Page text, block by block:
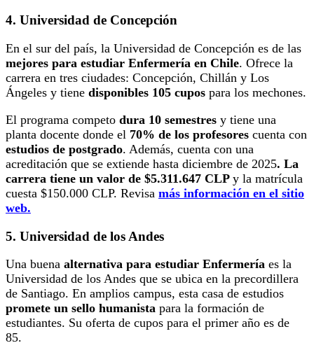
4. Universidad de Concepción
En el sur del país, la Universidad de Concepción es de las
mejores para estudiar Enfermería en Chile. Ofrece la
carrera en tres ciudades: Concepción, Chillán y Los
Ángeles y tiene disponibles 105 cupos para los mechones.
El programa competo dura 10 semestres y tiene una
planta docente donde el 70% de los profesores cuenta con
estudios de postgrado. Además, cuenta con una
acreditación que se extiende hasta diciembre de 2025. La
carrera tiene un valor de $5.311.647 CLP y la matrícula
cuesta $150.000 CLP. Revisa más información en el sitio
web.
5. Universidad de los Andes
Una buena alternativa para estudiar Enfermería es la
Universidad de los Andes que se ubica en la precordillera
de Santiago. En amplios campus, esta casa de estudios
promete un sello humanista para la formación de
estudiantes. Su oferta de cupos para el primer año es de
85.